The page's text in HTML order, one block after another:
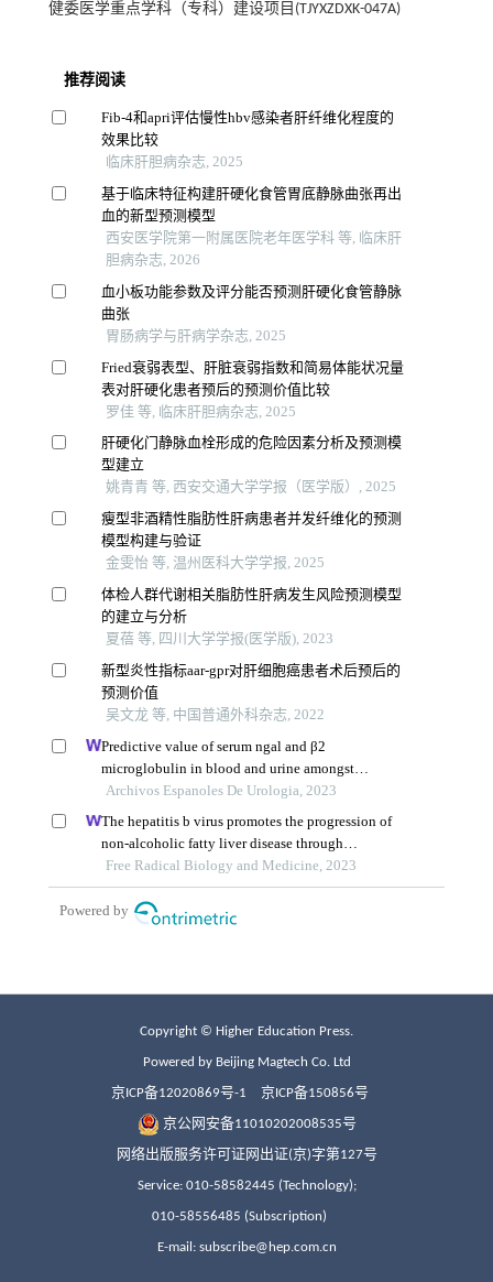
健委医学重点学科（专科）建设项目(TJYXZDXK-047A)
Copyright © Higher Education Press.
Powered by Beijing Magtech Co. Ltd
京ICP备12020869号-1 京ICP备150856号
京公网安备11010202008535号
网络出版服务许可证网出证(京)字第127号
Service: 010-58582445 (Technology);
010-58556485 (Subscription)
E-mail: subscribe@hep.com.cn